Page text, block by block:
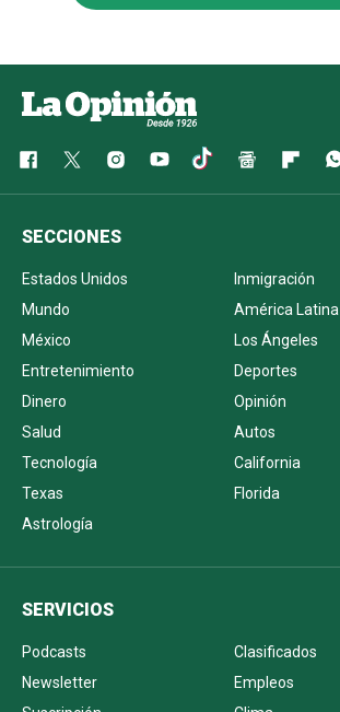
SECCIONES
Estados Unidos
Inmigración
Mundo
América Latina
México
Los Ángeles
Entretenimiento
Deportes
Dinero
Opinión
Salud
Autos
Tecnología
California
Texas
Florida
Astrología
SERVICIOS
Podcasts
Clasificados
Newsletter
Empleos